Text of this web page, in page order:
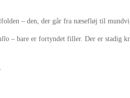
– den, der går fra næsefløj til
– bare er fortyndet filler. Der er stadig